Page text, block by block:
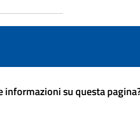
informazioni su questa